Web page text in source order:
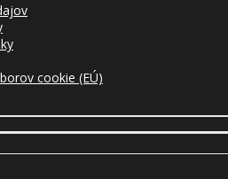
cookie (EÚ)